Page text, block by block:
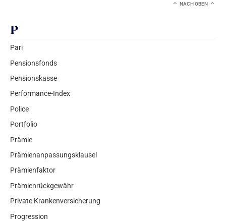
NACH OBEN
P
Pari
Pensionsfonds
Pensionskasse
Performance-Index
Police
Portfolio
Prämie
Prämienanpassungsklausel
Prämienfaktor
Prämienrückgewähr
Private Krankenversicherung
Progression